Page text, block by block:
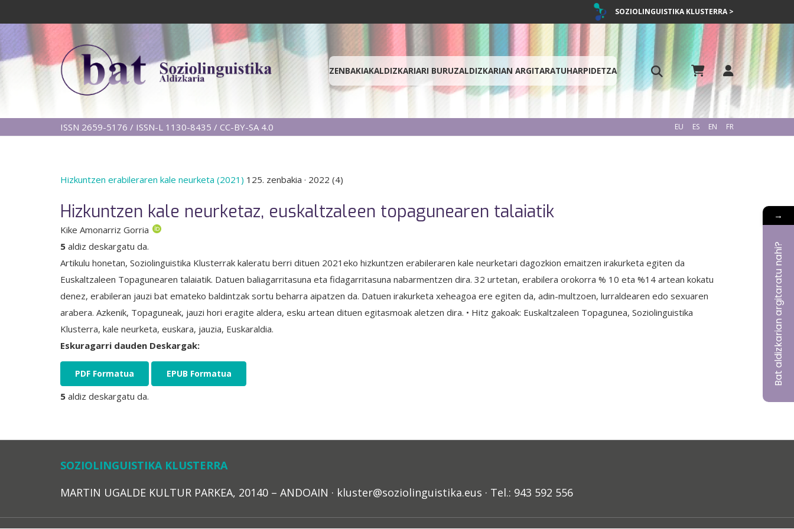
SOZIOLINGUISTIKA KLUSTERRA >
ZENBAKIAKALDIZKARIARI BURUZALDIZKARIAN ARGITARATUHARPIDETZA
ISSN 2659-5176 / ISSN-L 1130-8435 / CC-BY-SA 4.0 EU ES EN FR
Hizkuntzen erabileraren kale neurketa (2021) 125. zenbakia · 2022 (4)
Hizkuntzen kale neurketaz, euskaltzaleen topagunearen talaiatik
Kike Amonarriz Gorria
5 aldiz deskargatu da.
Artikulu honetan, Soziolinguistika Klusterrak kaleratu berri dituen 2021eko hizkuntzen erabileraren kale neurketari dagozkion emaitzen irakurketa egiten da
Euskaltzaleen Topagunearen talaiatik. Datuen baliagarritasuna eta fidagarritasuna nabarmentzen dira. 32 urtetan, erabilera orokorra % 10 eta %14 artean kokatu
denez, erabileran jauzi bat emateko baldintzak sortu beharra aipatzen da. Datuen irakurketa xeheagoa ere egiten da, adin-multzoen, lurraldearen edo sexuaren
arabera. Azkenik, Topaguneak, jauzi hori eragite aldera, esku artean dituen egitasmoak aletzen dira. • Hitz gakoak: Euskaltzaleen Topagunea, Soziolinguistika
Klusterra, kale neurketa, euskara, jauzia, Euskaraldia.
Eskuragarri dauden Deskargak:
PDF Formatua EPUB Formatua
5 aldiz deskargatu da.
SOZIOLINGUISTIKA KLUSTERRA
MARTIN UGALDE KULTUR PARKEA, 20140 – ANDOAIN · kluster@soziolinguistika.eus · Tel.: 943 592 556
→
Bat aldizkarian argitaratu nahi?